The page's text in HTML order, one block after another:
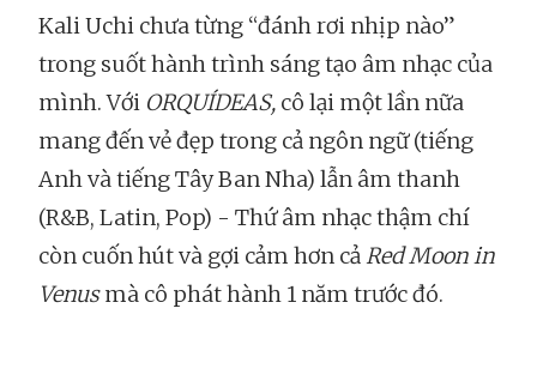
Kali Uchi chưa từng “đánh rơi nhịp nào”
trong suốt hành trình sáng tạo âm nhạc của
mình. Với ORQUÍDEAS, cô lại một lần nữa
mang đến vẻ đẹp trong cả ngôn ngữ (tiếng
Anh và tiếng Tây Ban Nha) lẫn âm thanh
(R&B, Latin, Pop) - Thứ âm nhạc thậm chí
còn cuốn hút và gợi cảm hơn cảRed Moon in
Venusmà cô phát hành 1 năm trước đó.